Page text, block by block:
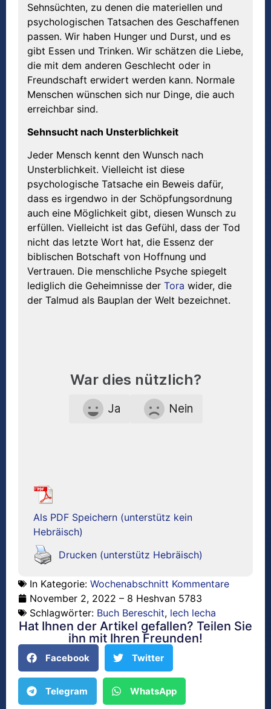
Sehnsüchten, zu denen die materiellen und
psychologischen Tatsachen des Geschaffenen
passen. Wir haben Hunger und Durst, und es
gibt Essen und Trinken. Wir schätzen die Liebe,
die mit dem anderen Geschlecht oder in
Freundschaft erwidert werden kann. Normale
Menschen wünschen sich nur Dinge, die auch
erreichbar sind.
Sehnsucht nach Unsterblichkeit
Jeder Mensch kennt den Wunsch nach
Unsterblichkeit. Vielleicht ist diese
psychologische Tatsache ein Beweis dafür,
dass es irgendwo in der Schöpfungsordnung
auch eine Möglichkeit gibt, diesen Wunsch zu
erfüllen. Vielleicht ist das Gefühl, dass der Tod
nicht das letzte Wort hat, die Essenz der
biblischen Botschaft von Hoffnung und
Vertrauen. Die menschliche Psyche spiegelt
lediglich die Geheimnisse der Tora wider, die
der Talmud als Bauplan der Welt bezeichnet.
War dies nützlich?
Ja Nein
Als PDF Speichern (unterstütz kein
Hebräisch)
Drucken (unterstütz Hebräisch)
In Kategorie: Wochenabschnitt Kommentare
November 2, 2022 – 8 Heshvan 5783
Schlagwörter: Buch Bereschit, lech lecha
Hat Ihnen der Artikel gefallen? Teilen Sie
ihn mit Ihren Freunden!
Facebook Twitter
Telegram WhatsApp